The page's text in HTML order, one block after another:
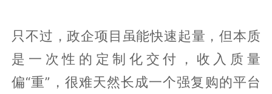
只不过，政企项目虽能快速起量，但本质
是一次性的定制化交付，收入质量
偏“重”，很难天然长成一个强复购的平台